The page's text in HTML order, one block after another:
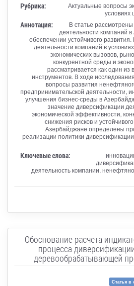
Рубрика:
Актуальные вопросы
Аннотация:
В статье
деятельности компаний
обеспечении устойчивого
деятельности компаний в
экономических вызовов,
конкурентной среды и
рассматривается как один из
инструментов. В ходе
вопросы развития
предпринимательской деятельности,
улучшения бизнес-среды в
значение диверсификации
экономической эффективности,
снижения рисков и
Азербайджане определены
реализации политики
Ключевые слова:
деятельность компании,
Обоснование расчета
процесса
деревообрабатывающей
Статья в